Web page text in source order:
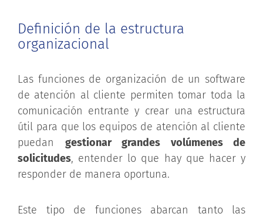
Definición de la estructura
organizacional
Las funciones de organización de un software
de atención al cliente permiten tomar toda la
comunicación entrante y crear una estructura
útil para que los equipos de atención al cliente
puedan gestionar grandes volúmenes de
solicitudes, entender lo que hay que hacer y
responder de manera oportuna.
Este tipo de funciones abarcan tanto las